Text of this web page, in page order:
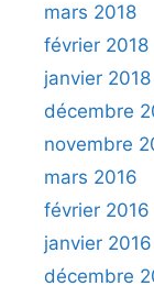
mars 2018
février 2018
janvier 2018
décembre
novembre
mars 2016
février 2016
janvier 2016
décembre